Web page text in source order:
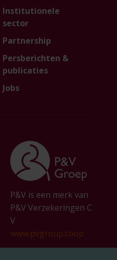
Institutionele
sector
Partnership
Persberichten &
publicaties
Jobs
P&V is een merk van
P&V Verzekeringen C
V
www.pvgroup.coop